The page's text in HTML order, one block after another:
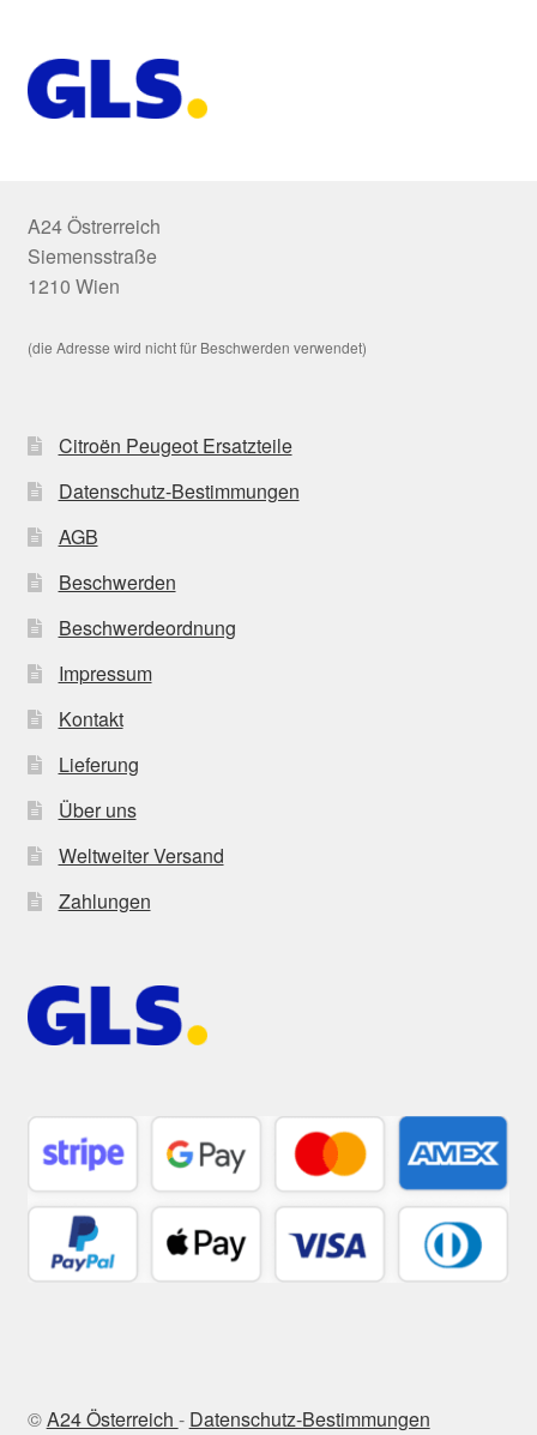
A24 Östrerreich
Siemensstraße
1210 Wien
(die Adresse wird nicht für Beschwerden verwendet)
Citroën Peugeot Ersatzteile
Datenschutz-Bestimmungen
AGB
Beschwerden
Beschwerdeordnung
Impressum
Kontakt
Lieferung
Über uns
Weltweiter Versand
Zahlungen
©A24 Österreich - Datenschutz-Bestimmungen